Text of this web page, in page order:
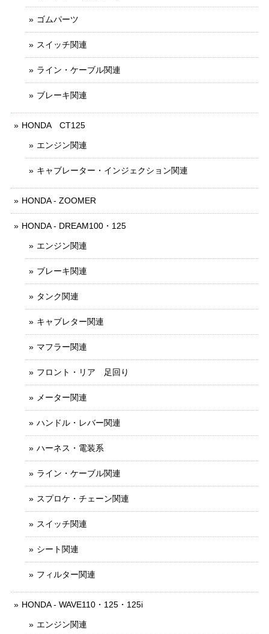
ゴムパーツ
スイッチ関連
ライン・ケーブル関連
ブレーキ関連
HONDA CT125
エンジン関連
キャブレーター・インジェクション関連
HONDA - ZOOMER
HONDA - DREAM100・125
エンジン関連
ブレーキ関連
タンク関連
キャブレター関連
マフラー関連
フロント・リア 足回り
メーター関連
ハンドル・レバー関連
ハーネス・電装系
ライン・ケーブル関連
スプロケ・チェーン関連
スイッチ関連
シート関連
フィルター関連
HONDA - WAVE110・125・125i
エンジン関連